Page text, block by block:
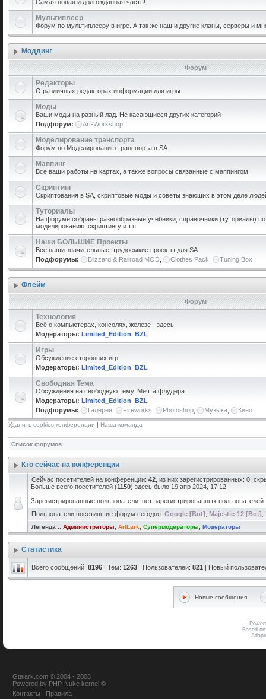
Самая новая и долгожданная часть!
Мультиплеер
Форум по мультиплееру в игре. А так же наш и другие кланы, серверы и
Моддинг
Форум
Редакторы
О различных редакторах информации для игры
Моды
Ваши моды на разный лад. Не касающиеся других категорий
Подфорум:
Art-Workshop
Моделирование транспорта
Форум по Моделированию транспорта в SA
Маппинг
Все ваши работы на картах, а также вопросы связанные с маппингом
Скриптинг
Скриптования в SA, скриптовые моды и советы знающих в этом деле
Туториалы
На форуме собраны разнообразные учебники, справочники (туториалы)
моделированию, скриптингу и т.п.
Наши БОЛЬШИЕ Проекты
Все наши значительные, трудоемкие проекты для SA
Подфорумы:
Blizzard & Railroad MOD Clothes Pack Tuning Box
Флейм
Форум
Технология
Всё о компьютерах, консолях, железе - здесь
Модераторы: Limited_Edition BZL
Игры
Обсуждение сторонних игр
Модераторы: Limited_Edition BZL
Свободная Тема
Обсуждения на свободную тему. Мечта флудера..
Модераторы: Limited_Edition BZL
Подфорумы:
Галерея Fireworks Photoshop Музыка Кино
Удалить cookies конференции | Наша команда
Список форумов
Кто сейчас на конференции
Сейчас посетителей на конференции: 42 , из них зарегистрированных: 0,
Больше всего посетителей (1150) здесь было 19 апр 2024, 17:12
Зарегистрированные пользователи: нет зарегистрированных пользователей
Пользователи посетившие форум сегодня: Google [Bot] Majestic-12 [Bot]
Легенда :: Администраторы ArtLark Супермодераторы Модераторы
Статистика
Всего сообщений: 8196 | Тем: 1263 | Пользователей: 821 | Новый
Новые сообщения
Based
Gtalark.com © 2004 - 2008
Powered by PHP-Nuke kernel ©
Контакты | Правила